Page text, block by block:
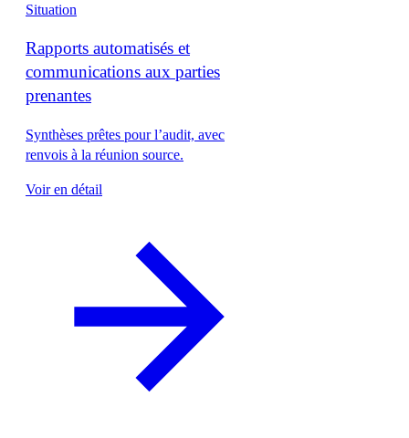
Situation
Rapports automatisés et
communications aux parties
prenantes
Synthèses prêtes pour l’audit, avec
renvois à la réunion source.
Voir en détail